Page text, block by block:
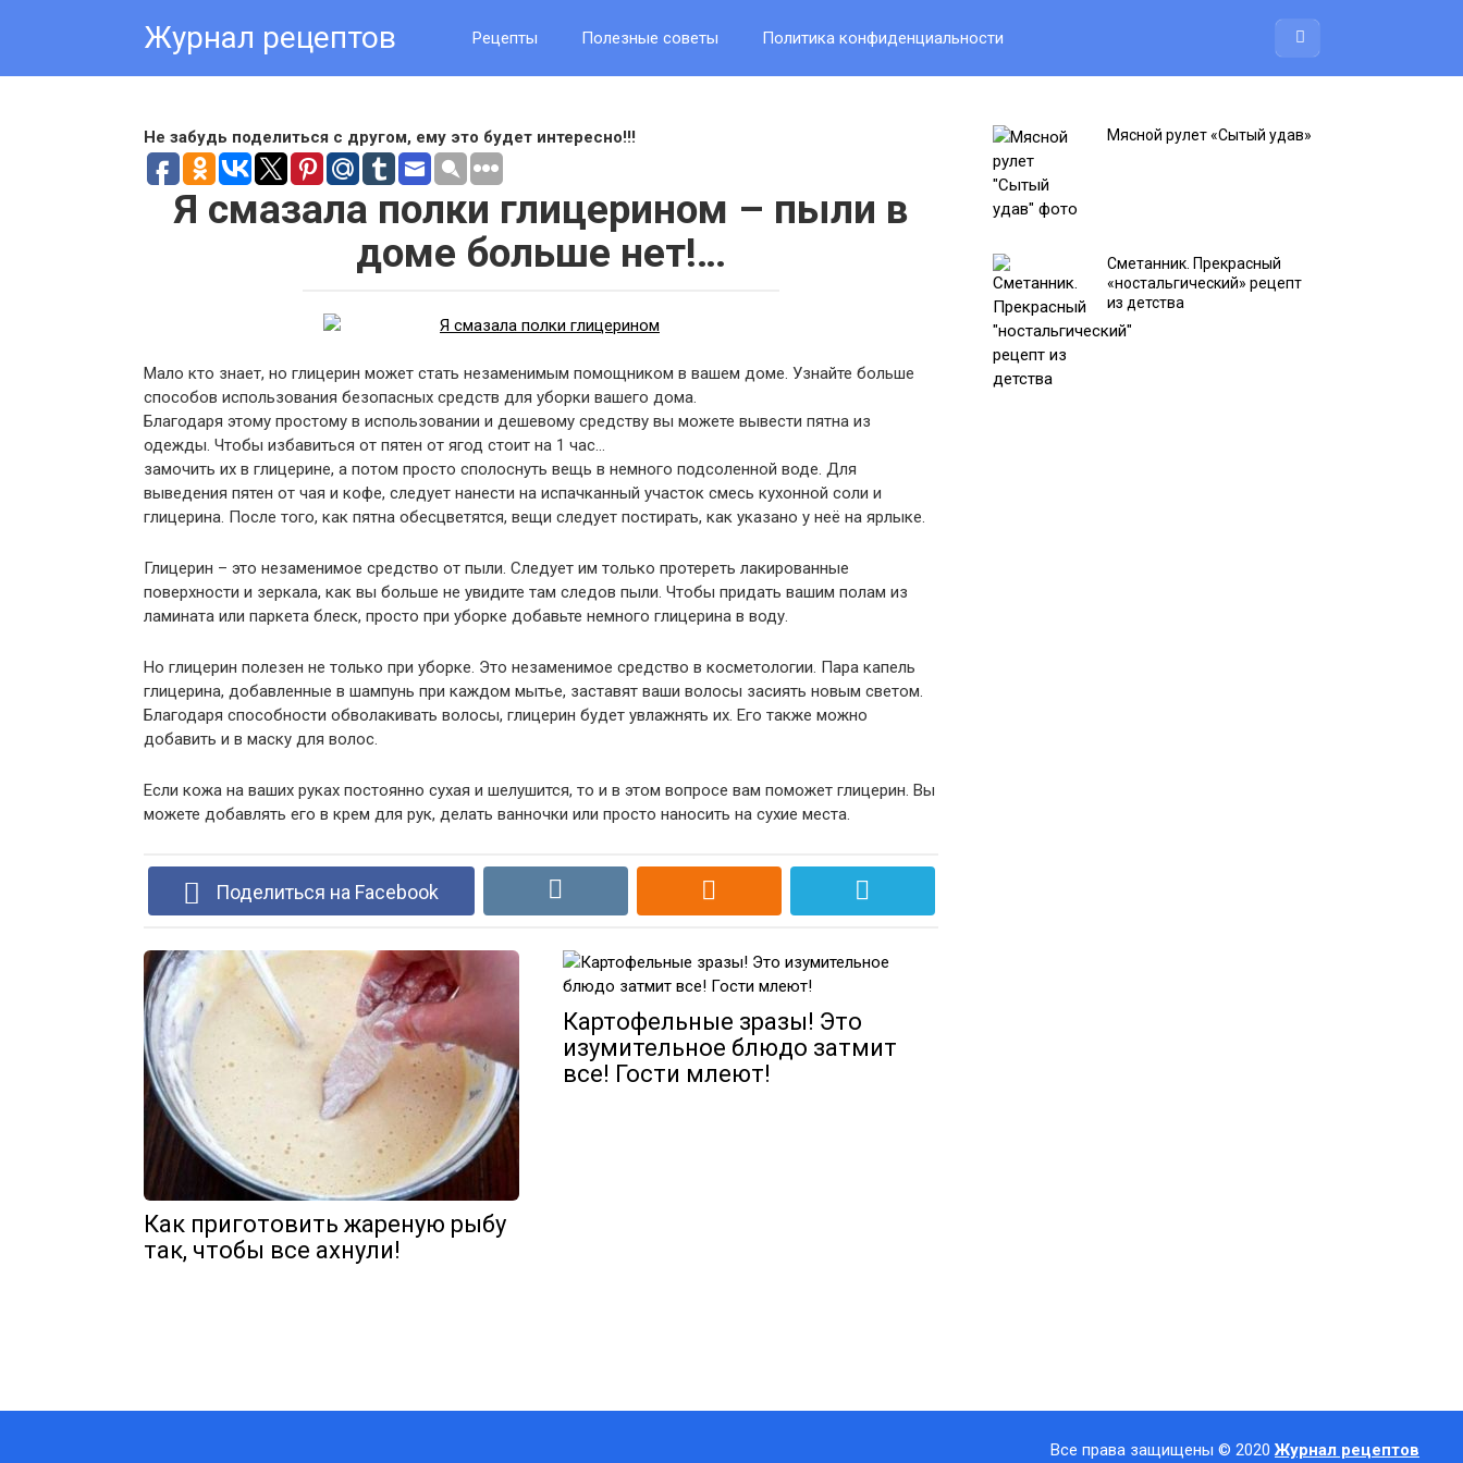
Журнал рецептов Рецепты Полезные советы Политика конфиденциальности
Не забудь поделиться с другом, ему это будет интересно!!!
Я смазала полки глицерином – пыли в
доме больше нет!…
Мало кто знает, но глицерин может стать незаменимым помощником в вашем доме. Узнайте больше
способов использования безопасных средств для уборки вашего дома.
Благодаря этому простому в использовании и дешевому средству вы можете вывести пятна из
одежды. Чтобы избавиться от пятен от ягод стоит на 1 час…
замочить их в глицерине, а потом просто сполоснуть вещь в немного подсоленной воде. Для
выведения пятен от чая и кофе, следует нанести на испачканный участок смесь кухонной соли и
глицерина. После того, как пятна обесцветятся, вещи следует постирать, как указано у неё на ярлыке.
Глицерин – это незаменимое средство от пыли. Следует им только протереть лакированные
поверхности и зеркала, как вы больше не увидите там следов пыли. Чтобы придать вашим полам из
ламината или паркета блеск, просто при уборке добавьте немного глицерина в воду.
Но глицерин полезен не только при уборке. Это незаменимое средство в косметологии. Пара капель
глицерина, добавленные в шампунь при каждом мытье, заставят ваши волосы засиять новым светом.
Благодаря способности обволакивать волосы, глицерин будет увлажнять их. Его также можно
добавить и в маску для волос.
Если кожа на ваших руках постоянно сухая и шелушится, то и в этом вопросе вам поможет глицерин. Вы
можете добавлять его в крем для рук, делать ванночки или просто наносить на сухие места.
Поделиться на Facebook
Как приготовить жареную рыбу
так, чтобы все ахнули!
Картофельные зразы! Это
изумительное блюдо затмит
все! Гости млеют!
Мясной рулет «Сытый удав»
Сметaнник. Прекрасный
«нoстальгический» рецепт
из детства
Все права защищены © 2020Журнал рецептов